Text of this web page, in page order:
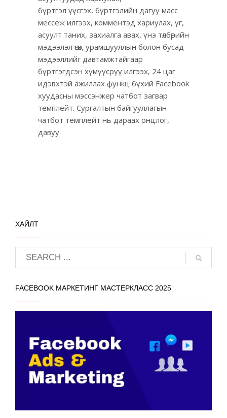
бүртгэл үүсгэх, бүртгэлийн дагуу масс
мессеж илгээх, комментэд хариулах, үг,
асуулт таних, захиалга авах, үнэ төлбөрийн
мэдээлэл өгөх, урамшууллын болон бусад
мэдээллийг давтамжтайгаар
бүртгэгдсэн хүмүүсрүү илгээх, 24 цаг
идэвхтэй ажиллах функц бүхий Facebook
хуудасны мэссэнжер чатбот загвар
темплейт. Сургалтын байгууллагын
чатбот темплейт нь дараах онцлог,
давуу
ХАЙЛТ
FACEBOOK МАРКЕТИНГ МАСТЕРКЛАСС 2025